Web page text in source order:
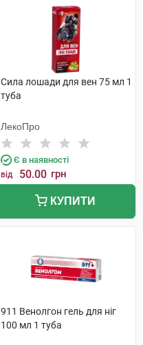
Сила лошади для вен 75 мл 1
туба
ЛекоПро
Є в наявності
від 50.00 грн
КУПИТИ
911 Венолгон гель для ніг
100 мл 1 туба